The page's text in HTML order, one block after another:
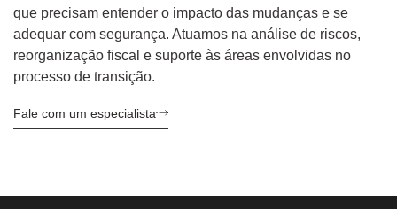
que precisam entender o impacto das mudanças e se
adequar com segurança. Atuamos na análise de riscos,
reorganização fiscal e suporte às áreas envolvidas no
processo de transição.
Fale com um especialista